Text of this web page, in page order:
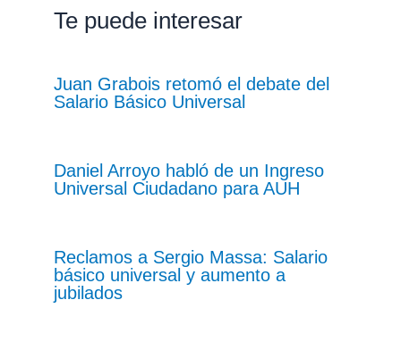
Te puede interesar
Juan Grabois retomó el debate del
Salario Básico Universal
Daniel Arroyo habló de un Ingreso
Universal Ciudadano para AUH
Reclamos a Sergio Massa: Salario
básico universal y aumento a
jubilados